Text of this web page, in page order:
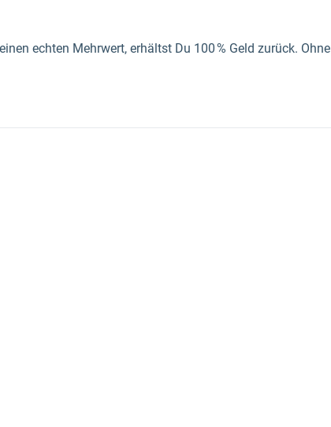
echten Mehrwert, erhältst Du 100 % Geld zurück. Ohne